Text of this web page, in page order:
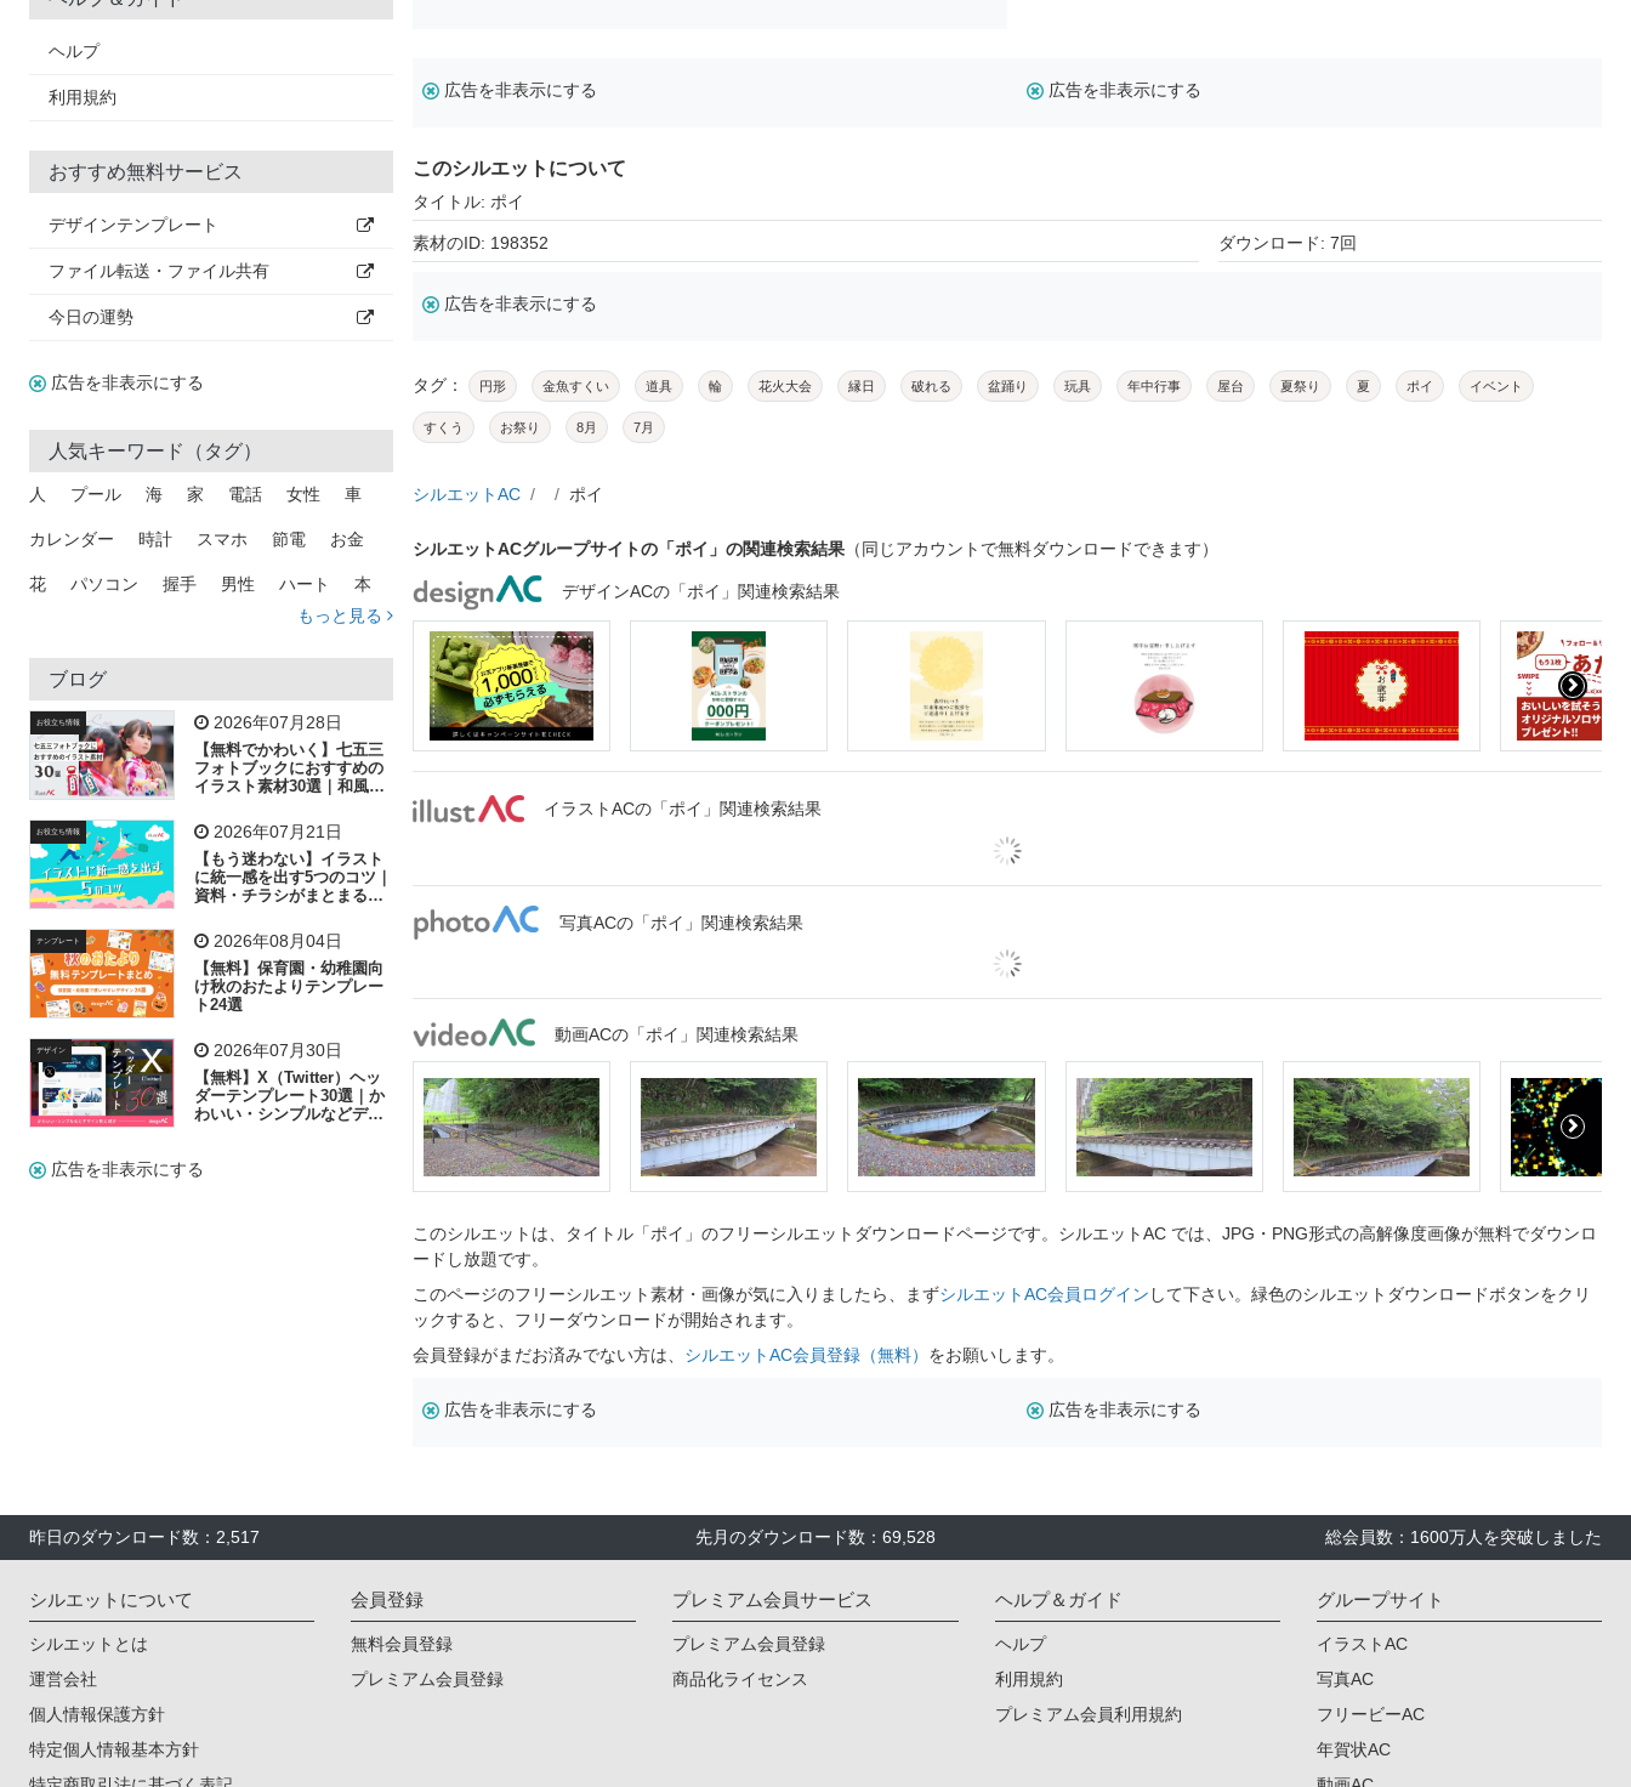
ヘルプ
利用規約
おすすめ無料サービス
デザインテンプレート
ファイル転送・ファイル共有
今日の運勢
広告を非表示にする
人気キーワード（タグ）
人 プール 海 家 電話 女性 車
カレンダー 時計 スマホ 節電 お金
花 パソコン 握手 男性 ハート 本
トラック 木
吹き出し
飛行機 グラフ ビル 魚 家族 書類
歩く 工場 会社 太陽 キラキラ
子供 作業員 相談 ピクトグラム
もっと見る
ブログ
お役立ち情報 2026年07月28日
【無料でかわいく】七五三
フォトブックにおすすめの
イラスト素材30選｜和風の
お役立ち情報 2026年07月21日
【もう迷わない】イラスト
に統一感を出す5つのコツ｜
資料・チラシがまとまるフ
テンプレート 2026年08月04日
【無料】保育園・幼稚園向
け秋のおたよりテンプレー
ト24選
デザイン 2026年07月30日
【無料】X（Twitter）ヘッ
ダーテンプレート30選｜か
わいい・シンプルなどデザ
広告を非表示にする
広告を非表示にする 広告を非表示にする
このシルエットについて
タイトル: ポイ
素材のID: 198352 ダウンロード: 7回
広告を非表示にする
タグ： 円形 金魚すくい 道具 輪 花火大会 縁日 破れる 盆踊り 玩具 年中行事 屋台 夏祭り 夏 ポイ イベント
すくう お祭り 8月 7月
シルエットAC ポイ
シルエットACグループサイトの「ポイ」の関連検索結果 （同じアカウントで無料ダウンロードできます）
デザインACの「ポイ」関連検索結果
イラストACの「ポイ」関連検索結果
写真ACの「ポイ」関連検索結果
動画ACの「ポイ」関連検索結果
このシルエットは、タイトル「ポイ」のフリーシルエットダウンロードページです。シルエットAC では、JPG・PNG形式の高解像度画像が無料でダウンロ
ードし放題です。
このページのフリーシルエット素材・画像が気に入りましたら、まずシルエットAC会員ログイン して下さい。緑色のシルエットダウンロードボタンをクリ
ックすると、フリーダウンロードが開始されます。
会員登録がまだお済みでない方は、 シルエットAC会員登録（無料） をお願いします。
広告を非表示にする 広告を非表示にする
昨日のダウンロード数：2,517 先月のダウンロード数：69,528 総会員数：1600万人を突破しました
シルエットについて
シルエットとは
運営会社
個人情報保護方針
特定個人情報基本方針
会員登録
無料会員登録
プレミアム会員登録
プレミアム会員サービス
プレミアム会員登録
商品化ライセンス
ヘルプ＆ガイド
ヘルプ
利用規約
プレミアム会員利用規約
グループサイト
イラストAC
写真AC
フリービーAC
年賀状AC